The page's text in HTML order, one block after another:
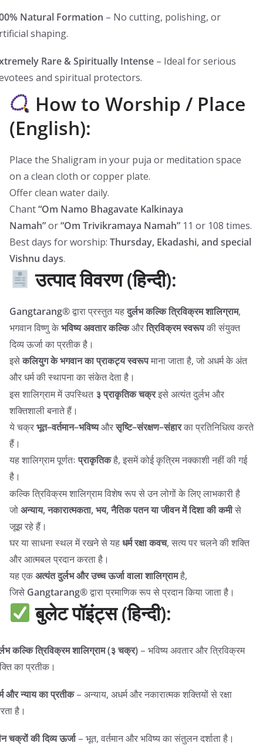
Natural Formation – No cutting, polishing, or
shaping.
Rare & Spiritually Intense – Ideal for serious
and spiritual protectors.
How to Worship / Place
(English):
Place the Shaligram in your puja or meditation space
on a clean cloth or copper plate.
Offer clean water daily.
Chant“Om Namo Bhagavate Kalkinaya
Namah”or“Om Trivikramaya Namah” 11 or 108 times.
Best days for worship: Thursday, Ekadashi, and special
Vishnu days.
उत्पाद विवरण (हिन्दी):
Gangtarang®द्वारा प्रस्तुत यहदुर्लभ कल्कि त्रिविक्रम शालिग्राम,
भगवान विष्णु केभविष्य अवतार कल्किऔरत्रिविक्रम स्वरूपकी संयुक्त
दिव्य ऊर्जा का प्रतीक है।
इसेकलियुग के भगवान का प्राकट्य स्वरूपमाना जाता है, जो अधर्म के अंत
और धर्म की स्थापना का संकेत देता है।
इस शालिग्राम में उपस्थित३ प्राकृतिक चक्रइसे अत्यंत दुर्लभ और
शक्तिशाली बनाते हैं।
ये चक्रभूत–वर्तमान–भविष्यऔरसृष्टि–संरक्षण–संहारका प्रतिनिधित्व करते
हैं।
यह शालिग्राम पूर्णतःप्राकृतिकहै, इसमें कोई कृत्रिम नक्काशी नहीं की गई
है।
कल्कि त्रिविक्रम शालिग्राम विशेष रूप से उन लोगों के लिए लाभकारी है
जोअन्याय, नकारात्मकता, भय, नैतिक पतन या जीवन में दिशा की कमीसे
जूझ रहे हैं।
घर या साधना स्थल में रखने से यहधर्म रक्षा कवच, सत्य पर चलने की शक्ति
और आत्मबल प्रदान करता है।
यह एकअत्यंत दुर्लभ और उच्च ऊर्जा वाला शालिग्रामहै,
जिसे Gangtarang®द्वारा प्रमाणिक रूप से प्रदान किया जाता है।
बुलेट पॉइंट्स (हिन्दी):
कल्कि त्रिविक्रम शालिग्राम (३ चक्र) – भविष्य अवतार और त्रिविक्रम
का प्रतीक।
और न्याय का प्रतीक– अन्याय, अधर्म और नकारात्मक शक्तियों से रक्षा
है।
चक्रों की दिव्य ऊर्जा– भूत, वर्तमान और भविष्य का संतुलन दर्शाता है।